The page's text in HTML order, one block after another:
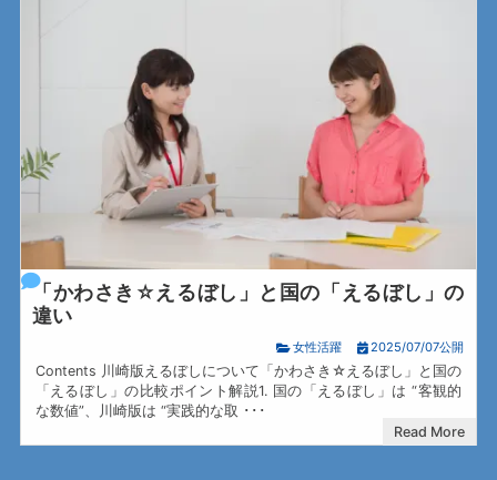
「かわさき☆えるぼし」と国の「えるぼし」の
違い
女性活躍 2025/07/07公開
Contents 川崎版えるぼしについて「かわさき☆えるぼし」と国の
「えるぼし」の比較ポイント解説1. 国の「えるぼし」は “客観的
な数値”、川崎版は “実践的な取 ･･･
Read More